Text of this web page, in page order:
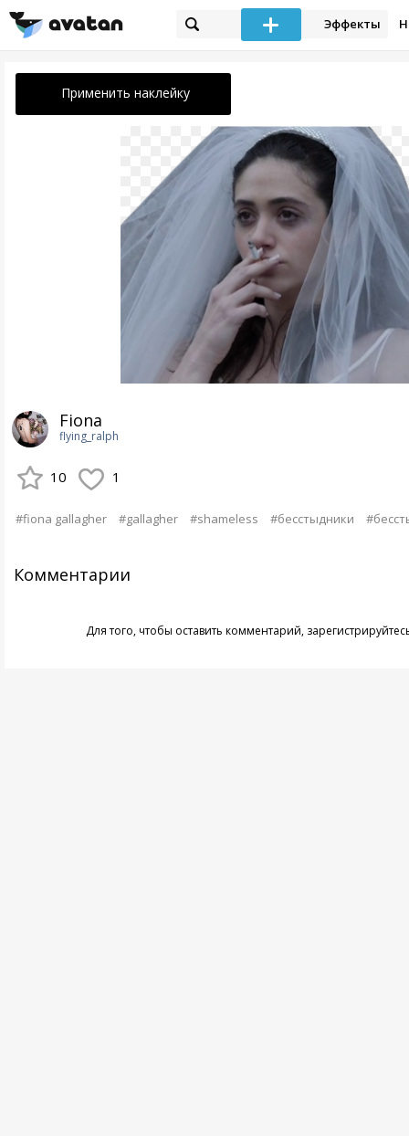
Эффекты
Применить наклейку
Fiona
flying_ralph
10 1
#fiona gallagher #gallagher #shameless #бесстыдники
Комментарии
Для того, чтобы оставить комментарий,